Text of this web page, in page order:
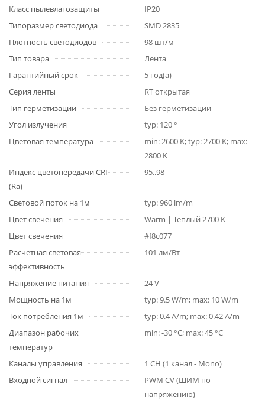
Класс пылевлагозащиты
IP20
Типоразмер светодиода
SMD 2835
Плотность светодиодов
98 шт/м
Тип товара
Лента
Гарантийный срок
5 год(а)
Серия ленты
RT открытая
Тип герметизации
Без герметизации
Угол излучения
typ: 120 °
Цветовая температура
min: 2600 K; typ: 2700 K; max:
2800 K
Индекс цветопередачи CRI
(Ra)
95..98
Световой поток на 1м
typ: 960 lm/m
Цвет свечения
Warm | Тёплый 2700 K
Цвет свечения
#f8c077
Расчетная световая
эффективность
101 лм/Вт
Напряжение питания
24 V
Мощность на 1м
typ: 9.5 W/m; max: 10 W/m
Ток потребления 1м
typ: 0.4 A/m; max: 0.42 A/m
Диапазон рабочих
температур
min: -30 °C; max: 45 °C
Каналы управления
1 CH (1 канал - Mono)
Входной сигнал
PWM СV (ШИМ по
напряжению)